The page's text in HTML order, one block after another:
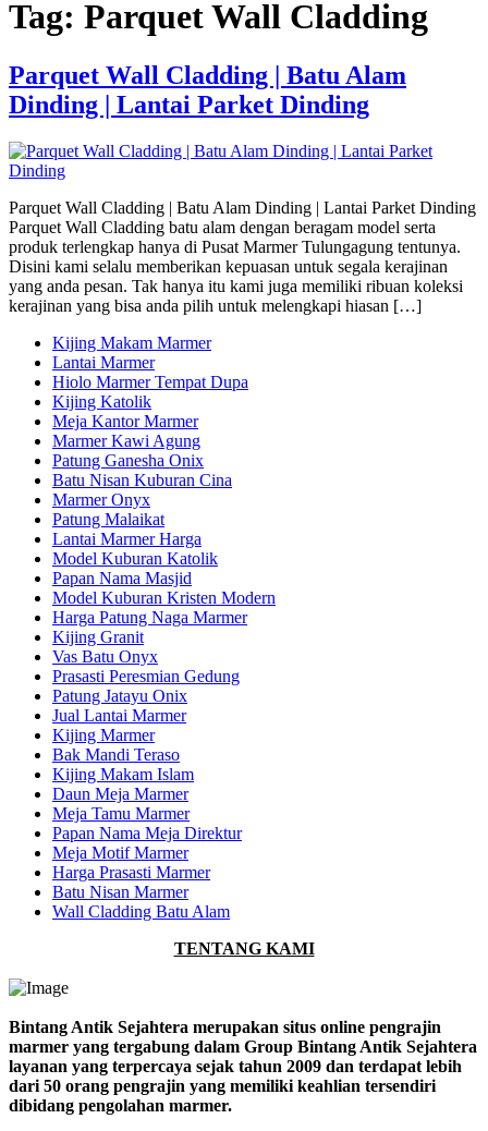
Tag: Parquet Wall Cladding
Parquet Wall Cladding | Batu Alam
Dinding | Lantai Parket Dinding
Parquet Wall Cladding | Batu Alam Dinding | Lantai Parket Dinding
Parquet Wall Cladding batu alam dengan beragam model serta
produk terlengkap hanya di Pusat Marmer Tulungagung tentunya.
Disini kami selalu memberikan kepuasan untuk segala kerajinan
yang anda pesan. Tak hanya itu kami juga memiliki ribuan koleksi
kerajinan yang bisa anda pilih untuk melengkapi hiasan […]
Kijing Makam Marmer
Lantai Marmer
Hiolo Marmer Tempat Dupa
Kijing Katolik
Meja Kantor Marmer
Marmer Kawi Agung
Patung Ganesha Onix
Batu Nisan Kuburan Cina
Marmer Onyx
Patung Malaikat
Lantai Marmer Harga
Model Kuburan Katolik
Papan Nama Masjid
Model Kuburan Kristen Modern
Harga Patung Naga Marmer
Kijing Granit
Vas Batu Onyx
Prasasti Peresmian Gedung
Patung Jatayu Onix
Jual Lantai Marmer
Kijing Marmer
Bak Mandi Teraso
Kijing Makam Islam
Daun Meja Marmer
Meja Tamu Marmer
Papan Nama Meja Direktur
Meja Motif Marmer
Harga Prasasti Marmer
Batu Nisan Marmer
Wall Cladding Batu Alam
TENTANG KAMI
Bintang Antik Sejahtera merupakan situs online pengrajin
marmer yang tergabung dalam Group Bintang Antik Sejahtera
layanan yang terpercaya sejak tahun 2009 dan terdapat lebih
dari 50 orang pengrajin yang memiliki keahlian tersendiri
dibidang pengolahan marmer.